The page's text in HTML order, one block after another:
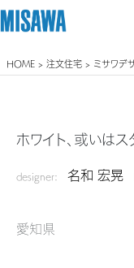
住まい
商品ラインアップ
個人のお客さま
賃貸住宅
リフォーム
戸建て・マンション
まちづくり
HOME > 注文住宅 > ミサワデ
ホワイト、或いは
designer: 名和 宏晃
愛知県